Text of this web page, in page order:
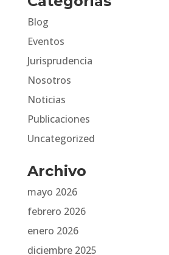
Blog
Eventos
Jurisprudencia
Nosotros
Noticias
Publicaciones
Uncategorized
Archivo
mayo 2026
febrero 2026
enero 2026
diciembre 2025